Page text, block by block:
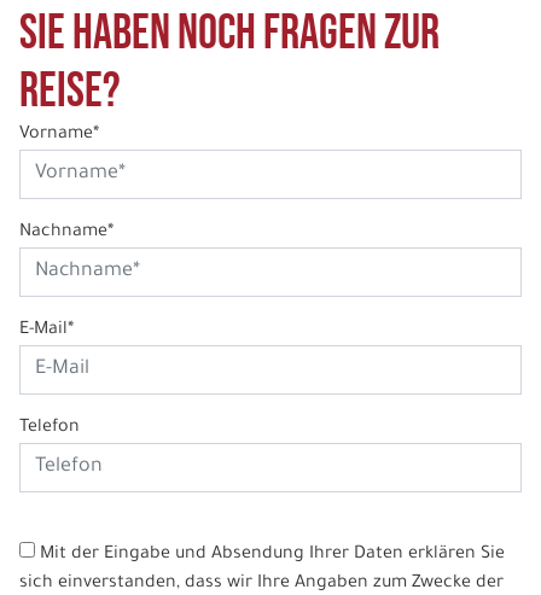
Sie haben noch Fragen zur
Reise?
Vorname*
Nachname*
E-Mail*
Telefon
Mit der Eingabe und Absendung Ihrer Daten erklären Sie
sich einverstanden, dass wir Ihre Angaben zum Zwecke der